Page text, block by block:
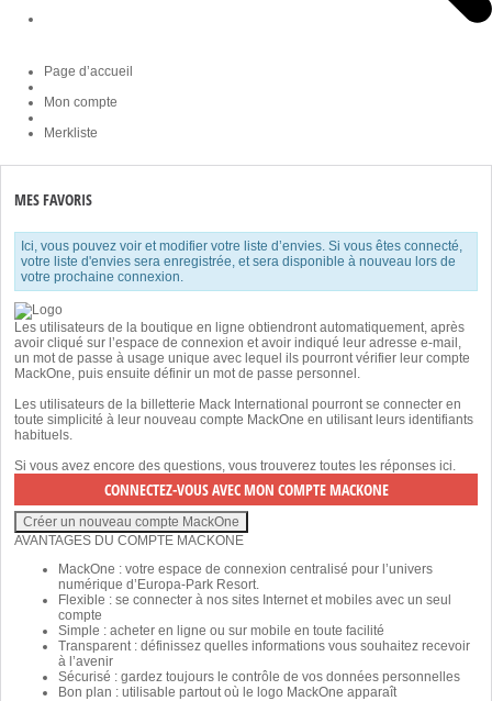
Page d’accueil
Mon compte
Merkliste
MES FAVORIS
Ici, vous pouvez voir et modifier votre liste d’envies. Si vous êtes connecté,
votre liste d'envies sera enregistrée, et sera disponible à nouveau lors de
votre prochaine connexion.
Les utilisateurs de la boutique en ligne obtiendront automatiquement, après
avoir cliqué sur l’espace de connexion et avoir indiqué leur adresse e-mail,
un mot de passe à usage unique avec lequel ils pourront vérifier leur compte
MackOne, puis ensuite définir un mot de passe personnel.
Les utilisateurs de la billetterie Mack International pourront se connecter en
toute simplicité à leur nouveau compte MackOne en utilisant leurs identifiants
habituels.
Si vous avez encore des questions, vous trouverez toutes les réponses ici
AVANTAGES DU COMPTE MACKONE
MackOne : votre espace de connexion centralisé pour l’univers
numérique d’Europa-Park Resort.
Flexible : se connecter à nos sites Internet et mobiles avec un seul
compte
Simple : acheter en ligne ou sur mobile en toute facilité
Transparent : définissez quelles informations vous souhaitez recevoir
à l’avenir
Sécurisé : gardez toujours le contrôle de vos données personnelles
Bon plan : utilisable partout où le logo MackOne apparaît